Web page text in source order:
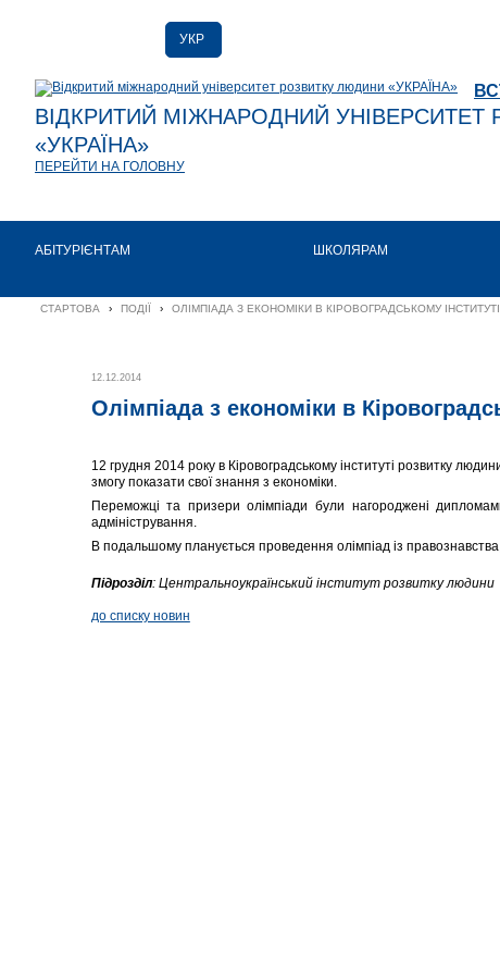
УКР
ENG
ВІДКРИТИЙ МІЖНАРОДНИЙ
«УКРАЇНА»
ПЕРЕЙТИ НА ГОЛОВНУ
АБІТУРІЄНТАМ ШКОЛЯРАМ
СТАРТОВА › ПОДІЇ › ОЛІМПІАДА З ЕКОНОМІКИ В КІРОВОГРАДСЬКОМУ
12.12.2014
Олімпіада з економіки в
12 грудня 2014 року в Кіровоградському інституті розвитку
змогу показати свої знання з економіки.
Переможці та призери олімпіади були нагороджені
адміністрування.
В подальшому планується проведення олімпіад із
Підрозділ: Центральноукраїнський інститут розвитку людини
до списку новин